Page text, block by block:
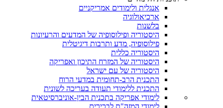
אנגלית ולימודים אמריקניים
ארכיאולוגיה
בלשנות
היסטוריה ופילוסופיה של המדעים והרעיונות
פילוסופיה, מדע ותרבות דיגיטלית
היסטוריה כללית
היסטוריה של המזרח התיכון ואפריקה
היסטוריה של עם ישראל
התכנית הרב-תחומית במדעי הרוח
התכנית ללימודי תעודה בעריכה לשונית
לימודי אפריקה בתכנית הבין-אוניברסיטאית
לימודי המזה"ת לבכירים